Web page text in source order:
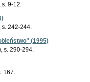
9-12.
s. 242-244.
(1995)
s. 290-294.
167.